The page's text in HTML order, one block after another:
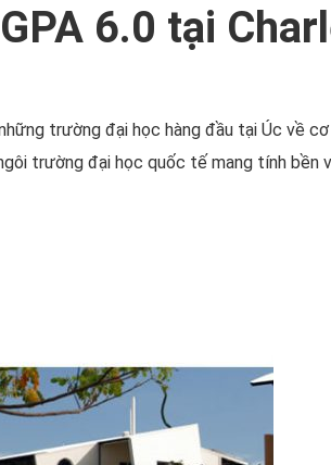
6.0 tại
trường đại học hàng đầu tại Úc về
trường đại học quốc tế mang tính bền